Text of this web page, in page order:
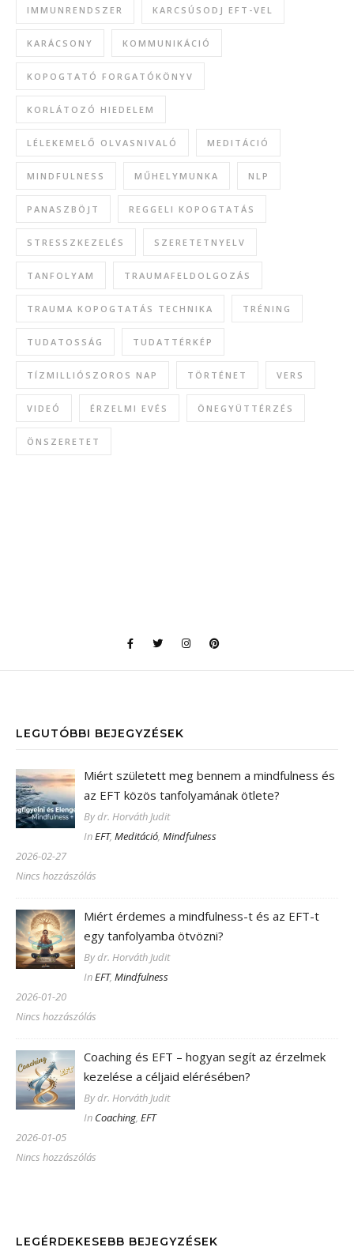
IMMUNRENDSZER KARCSÚSODJ EFT-VEL
KARÁCSONY KOMMUNIKÁCIÓ
KOPOGTATÓ FORGATÓKÖNYV
KORLÁTOZÓ HIEDELEM
LÉLEKEMELŐ OLVASNIVALÓ MEDITÁCIÓ
MINDFULNESS MŰHELYMUNKA NLP
PANASZBÖJT REGGELI KOPOGTATÁS
STRESSZKEZELÉS SZERETETNYELV
TANFOLYAM TRAUMAFELDOLGOZÁS
TRAUMA KOPOGTATÁS TECHNIKA TRÉNING
TUDATOSSÁG TUDATTÉRKÉP
TÍZMILLIÓSZOROS NAP TÖRTÉNET VERS
VIDEÓ ÉRZELMI EVÉS ÖNEGYÜTTÉRZÉS
ÖNSZERETET
LEGUTÓBBI BEJEGYZÉSEK
Miért született meg bennem a mindfulness és
az EFT közös tanfolyamának ötlete?
By dr. Horváth Judit
InEFT,Meditáció,Mindfulness
2026-02-27
Nincs hozzászólás
Miért érdemes a mindfulness-t és az EFT-t
egy tanfolyamba ötvözni?
By dr. Horváth Judit
InEFT,Mindfulness
2026-01-20
Nincs hozzászólás
Coaching és EFT – hogyan segít az érzelmek
kezelése a céljaid elérésében?
By dr. Horváth Judit
In Coaching,EFT
2026-01-05
Nincs hozzászólás
LEGÉRDEKESEBB BEJEGYZÉSEK